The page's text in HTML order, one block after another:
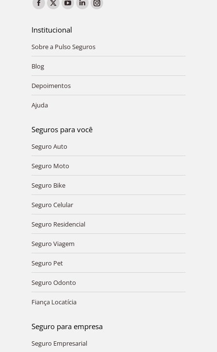
Facebook
opens
in
new
window
X
opens
in
new
YouTube
opens
in
new
Linkedin
in
new
Instagram
new
Institucional
Sobre a Pulso Seguros
Blog
Depoimentos
Ajuda
Seguros para você
Seguro Auto
Seguro Moto
Seguro Bike
Seguro Celular
Seguro Residencial
Seguro Viagem
Seguro Pet
Seguro Odonto
Fiança Locatícia
Seguro para empresa
Seguro Empresarial